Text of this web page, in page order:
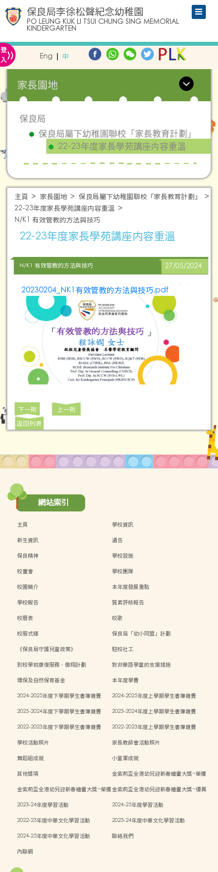
保良局李徐松聲紀念幼稚園
PO LEUNG KUK LI TSUI CHUNG SING MEMORIAL
KINDERGARTEN
登
入» Eng 中
家長園地
保良局
保良局屬下幼稚園聯校「家長教育計劃」
22-23年度家長學苑講座内容重溫
主頁 家長園地
保良局屬下幼稚園聯校「家長教育計劃」
22-23年度家長學苑講座内容重溫
N/K1 有效管教的方法與技巧
22-23年度家長學苑講座内容重溫
N/K1 有效管教的方法與技巧 27/05/2024
20230204_NK1有效管教的方法與技巧.pdf
下一則
上一則
返回列表
網站索引
主頁
學校資訊
新生資訊
通告
保良精神
學校設施
校董會
學校團隊
校園簡介
本年度發展重點
學校報告
質素評核報告
校曆表
校歌
校服式樣
保良局「幼小同盟」計劃
《保良局守護兒童政策》
駐校社工
到校學前康復服務 - 傲翔計劃
對非華語學童的支援措施
環保及自然保育基金
本年度學費
2024-2025年度下學期學生書簿雜費
2024-2025年度上學期學生書簿雜費
2023-2024年度下學期學生書簿雜費
2023-2024年度上學期學生書簿雜費
2022-2023年度下學期學生書簿雜費
2022-2023年度上學期學生書簿雜費
學校活動照片
家長教師會活動照片
舞蹈組成就
小童軍成就
其他獎項
金紫荊盃全港幼兒迎新春繪畫大獎~榮獲
金紫荊盃全港幼兒迎新春繪畫大獎~榮獲金紫荊盃全港幼兒迎新春繪畫大獎~優異
2023-24年度學習活動
2024-25年度學習活動
2022-23年度中華文化學習活動
2023-24年度中華文化學習活動
2024-25年度中華文化學習活動
聯絡我們
內聯網